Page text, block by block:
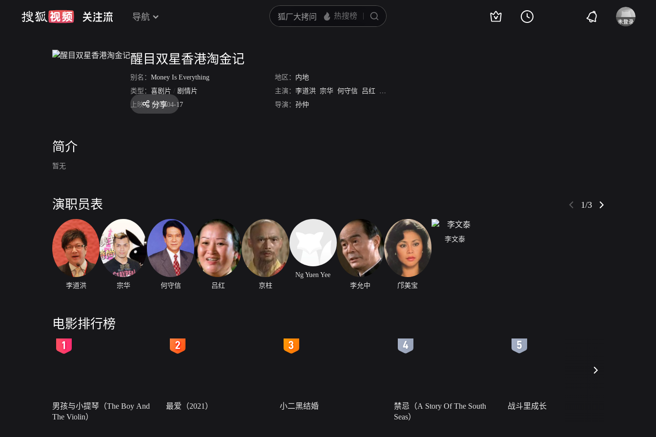
导航
醒目双星香港淘金记
别名： Money Is Everything 地区： 内地
类型： 喜剧片 / 剧情片 主演： 李道洪 宗华 何守信 吕红 京柱
上映： 1975-04-17 导演： 孙仲
分享
简介
暂无
演职员表 1/3
李道洪 宗华 何守信 吕红 京柱
Ng Yuen Yee
李允中
邝美宝
李文泰
电影排行榜
男孩与小提琴（The Boy And
The Violin）
最爱（2021） 小二黑结婚
禁忌（A Story Of The South
Seas）
战斗里成长